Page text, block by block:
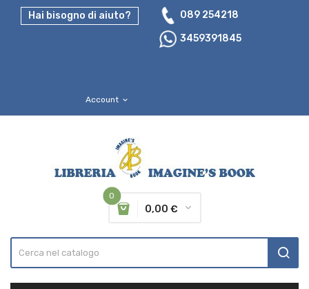
Hai bisogno di aiuto?
089 254218
3459391845
Account expand_more
0
0,00 €